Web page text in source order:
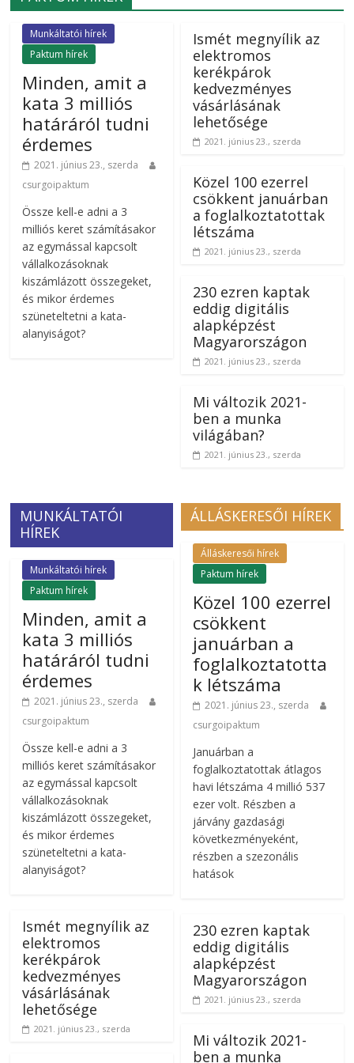
Munkáltatói hírek
Paktum hírek
Minden, amit a
kata 3 milliós
határáról tudni
érdemes
2021. június 23., szerda
csurgoipaktum
Össze kell-e adni a 3
milliós keret számításakor
az egymással kapcsolt
vállalkozásoknak
kiszámlázott összegeket,
és mikor érdemes
szüneteltetni a kata-
alanyiságot?
Ismét megnyílik az
elektromos
kerékpárok
kedvezményes
vásárlásának
lehetősége
2021. június 23., szerda
Közel 100 ezerrel
csökkent januárban
a foglalkoztatottak
létszáma
2021. június 23., szerda
230 ezren kaptak
eddig digitális
alapképzést
Magyarországon
2021. június 23., szerda
Mi változik 2021-
ben a munka
világában?
2021. június 23., szerda
MUNKÁLTATÓI
HÍREK
Munkáltatói hírek
Paktum hírek
Minden, amit a
kata 3 milliós
határáról tudni
érdemes
2021. június 23., szerda
csurgoipaktum
Össze kell-e adni a 3
milliós keret számításakor
az egymással kapcsolt
vállalkozásoknak
kiszámlázott összegeket,
és mikor érdemes
szüneteltetni a kata-
alanyiságot?
Ismét megnyílik az
elektromos
kerékpárok
kedvezményes
vásárlásának
lehetősége
2021. június 23., szerda
ÁLLÁSKERESŐI HÍREK
Álláskeresői hírek
Paktum hírek
Közel 100 ezerrel
csökkent
januárban a
foglalkoztatotta
k létszáma
2021. június 23., szerda
csurgoipaktum
Januárban a
foglalkoztatottak átlagos
havi létszáma 4 millió 537
ezer volt. Részben a
járvány gazdasági
következményeként,
részben a szezonális
hatások
230 ezren kaptak
eddig digitális
alapképzést
Magyarországon
2021. június 23., szerda
Mi változik 2021-
ben a munka